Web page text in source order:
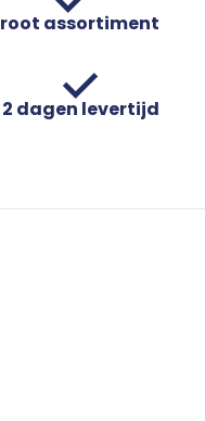
assortiment
2 dagen levertijd